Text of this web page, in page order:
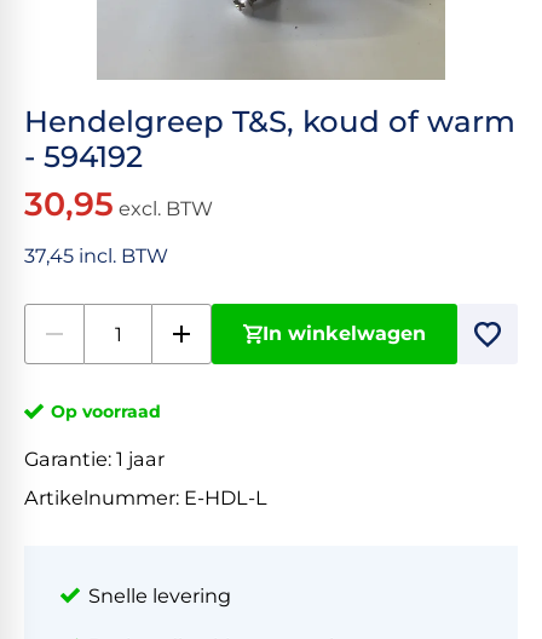
Hendelgreep T&S, koud of warm
- 594192
30,95 excl. BTW
37,45 incl. BTW
In winkelwagen
Op voorraad
Garantie: 1 jaar
Artikelnummer: E-HDL-L
Snelle levering